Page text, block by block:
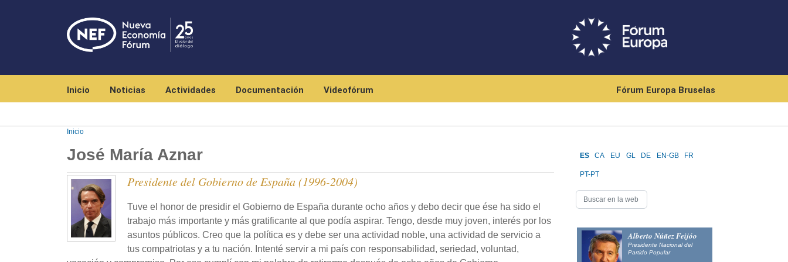
Inicio Noticias Actividades Documentación Videofórum Fórum Europa Bruselas
Inicio
José María Aznar
Presidente del Gobierno de España (1996-2004)
Tuve el honor de presidir el Gobierno de España durante ocho años y debo decir que ése ha sido el
trabajo más importante y más gratificante al que podía aspirar. Tengo, desde muy joven, interés por los
asuntos públicos. Creo que la política es y debe ser una actividad noble, una actividad de servicio a
tus compatriotas y a tu nación. Intenté servir a mi país con responsabilidad, seriedad, voluntad,
ES CA EU GL DE EN-GB FR
PT-PT
Alberto Núñez Feijóo
Presidente Nacional del
Partido Popular